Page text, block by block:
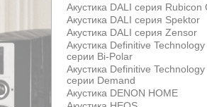
Акустика DALI серия Rubicon
Акустика DALI серия Spektor
Акустика DALI серия Zensor
Акустика Definitive Technology
серии Bi-Polar
Акустика Definitive Technology
серии Demand
Акустика DENON HOME